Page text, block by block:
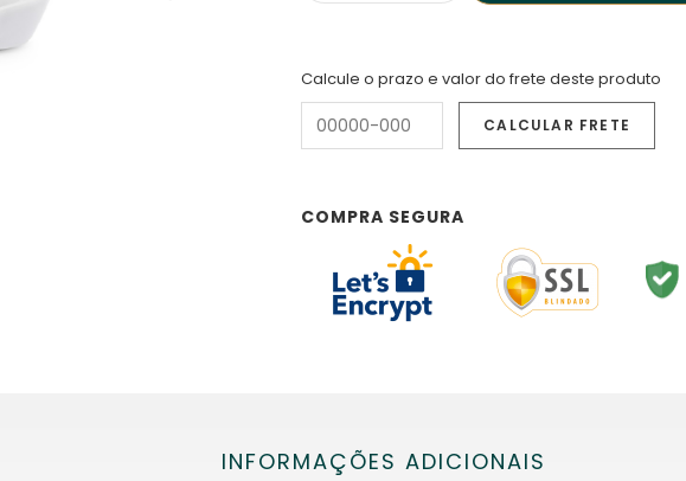
Calcule o prazo e valor do frete deste produto
COMPRA SEGURA
INFORMAÇÕES ADICIONAIS